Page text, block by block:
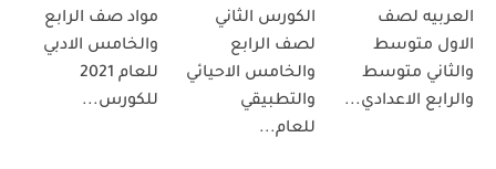
العربيه لصف
الاول متوسط
والثاني متوسط
والرابع الاعدادي...
الكورس الثاني
لصف الرابع
والخامس الاحيائي
والتطبيقي
للعام...
مواد صف الرابع
والخامس الادبي
للعام 2021
للكورس...